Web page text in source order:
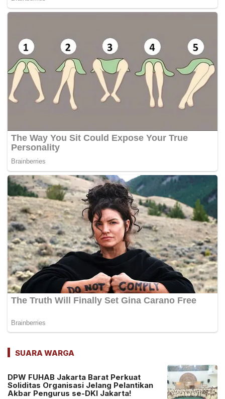
SUARA WARGA
DPW FUHAB Jakarta Barat Perkuat
Soliditas Organisasi Jelang Pelantikan
Akbar Pengurus se-DKI Jakarta!